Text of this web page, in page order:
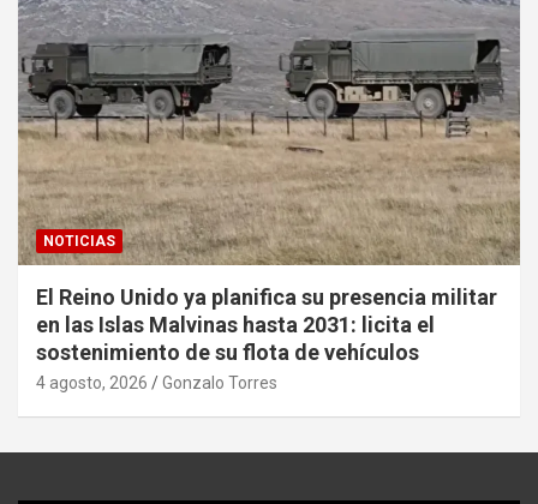
NOTICIAS
El Reino Unido ya planifica su presencia militar
en las Islas Malvinas hasta 2031: licita el
sostenimiento de su flota de vehículos
4 agosto, 2026 Gonzalo Torres